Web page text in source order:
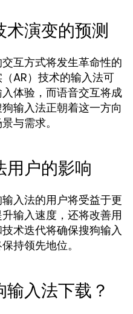
术演变的预测
互方式将发生革命性的
AR）技术的输入法可
体验，而语音交互将成
输入法正朝着这一方向
与需求。
用户的影响
入法的用户将受益于更
输入速度，还将改善用
术迭代将确保搜狗输入
持领先地位。
入法下载？